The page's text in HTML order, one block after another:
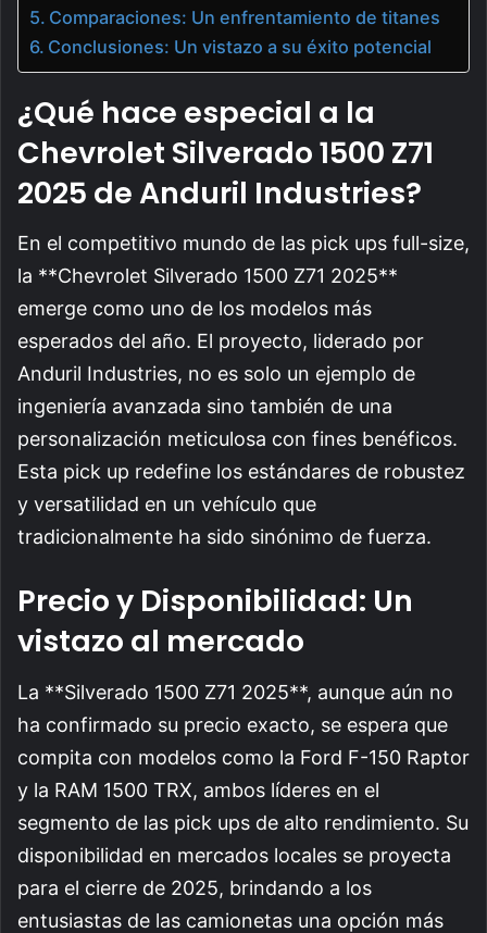
Comparaciones: Un enfrentamiento de titanes
Conclusiones: Un vistazo a su éxito potencial
¿Qué hace especial a la
Chevrolet Silverado 1500 Z71
2025 de Anduril Industries?
En el competitivo mundo de las pick ups full-size,
la **Chevrolet Silverado 1500 Z71 2025**
emerge como uno de los modelos más
esperados del año. El proyecto, liderado por
Anduril Industries, no es solo un ejemplo de
ingeniería avanzada sino también de una
personalización meticulosa con fines benéficos.
Esta pick up redefine los estándares de robustez
y versatilidad en un vehículo que
tradicionalmente ha sido sinónimo de fuerza.
Precio y Disponibilidad: Un
vistazo al mercado
La **Silverado 1500 Z71 2025**, aunque aún no
ha confirmado su precio exacto, se espera que
compita con modelos como la Ford F-150 Raptor
y la RAM 1500 TRX, ambos líderes en el
segmento de las pick ups de alto rendimiento. Su
disponibilidad en mercados locales se proyecta
para el cierre de 2025, brindando a los
entusiastas de las camionetas una opción más